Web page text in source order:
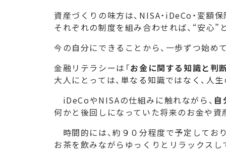
資産づくりの味方は、NISA・iDeCo・変額保
それぞれの制度を組み合わせれば、“安心
今の自分にできることから、一歩ずつ始
金融リテラシーは「お金に関する知識と判
大人にとっては、単なる知識ではなく、人
iDeCoやNISAの仕組みに触れながら、 自
何かと後回しになっていた将来のお金や
時間的には、約９０分程度で予定してお
お茶を飲みながらゆっくりとリラックス